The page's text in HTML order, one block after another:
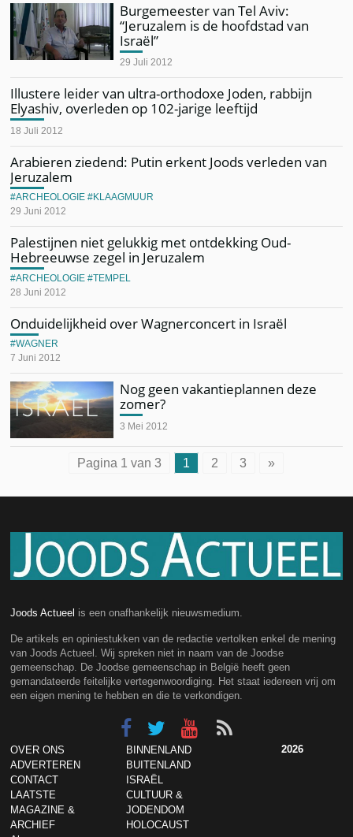
Burgemeester van Tel Aviv:
“Jeruzalem is de hoofdstad van
Israël”
29 Juli 2012
Illustere leider van ultra-orthodoxe Joden, rabbijn
Elyashiv, overleden op 102-jarige leeftijd
18 Juli 2012
Arabieren ziedend: Putin erkent Joods verleden van
Jeruzalem
29 Juni 2012
ARCHEOLOGIE KLAAGMUUR
Palestijnen niet gelukkig met ontdekking Oud-
Hebreeuwse zegel in Jeruzalem
28 Juni 2012
ARCHEOLOGIE TEMPEL
Onduidelijkheid over Wagnerconcert in Israël
7 Juni 2012
WAGNER
Nog geen vakantieplannen deze
zomer?
3 Mei 2012
Pagina 1 van 3 1 2 3 »
Joods Actueel is een onafhankelijk nieuwsmedium.
De artikels en opiniestukken van de redactie vertolken enkel de mening
van Joods Actueel. Wij spreken niet in naam van de Joodse
gemeenschap. De Joodse gemeenschap in België heeft geen
gemandateerde feitelijke vertegenwoordiging. Het staat iedereen vrij om
een eigen mening te hebben en die te verkondigen.
OVER ONS
ADVERTEREN
CONTACT
LAATSTE
MAGAZINE &
ARCHIEF
BINNENLAND
BUITENLAND
ISRAËL
CULTUUR &
JODENDOM
HOLOCAUST
2026